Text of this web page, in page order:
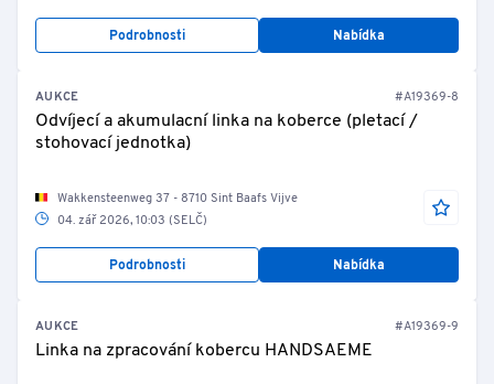
Podrobnosti Nabídka
AUKCE #A19369-8
Odvíjecí a akumulacní linka na koberce (pletací /
stohovací jednotka)
Wakkensteenweg 37 - 8710 Sint Baafs Vijve
04. zář 2026, 10:03 (SELČ)
Podrobnosti Nabídka
AUKCE #A19369-9
Linka na zpracování kobercu HANDSAEME